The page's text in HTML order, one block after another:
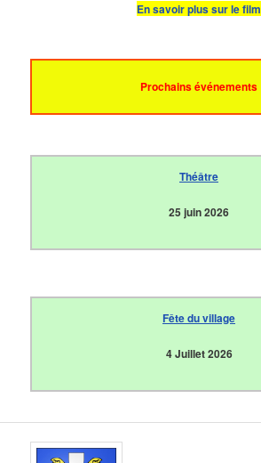
En savoir plus sur le film
Prochains événements
Théâtre
25 juin 2026
Fête du village
4 Juillet 2026